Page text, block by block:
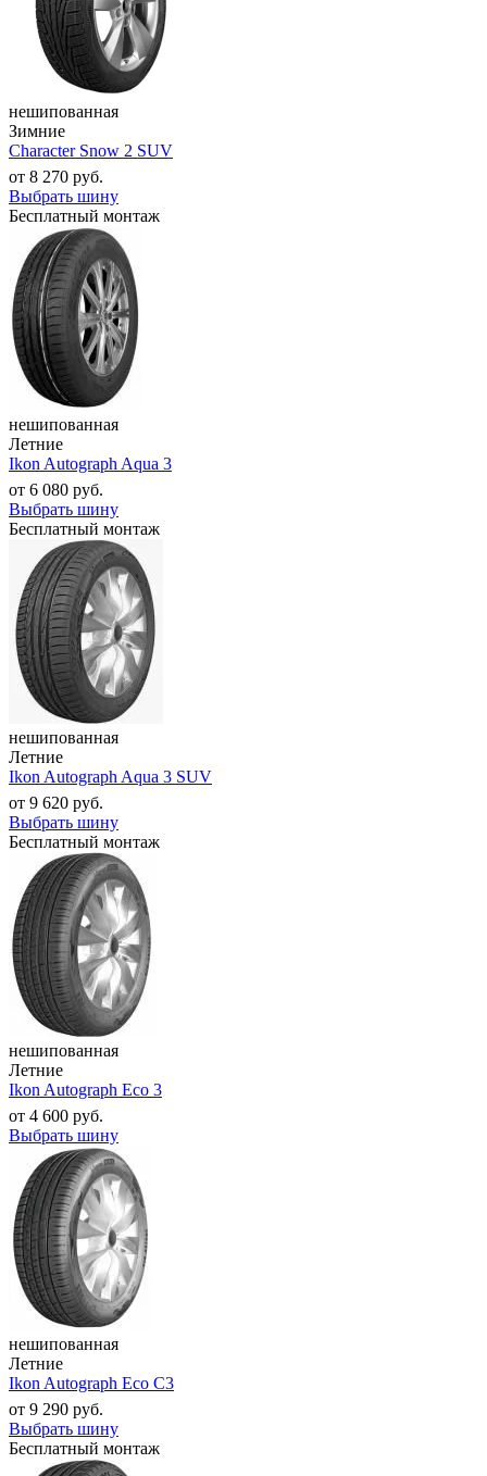
нешипованная
Зимние
Character Snow 2 SUV
от 8 270 руб.
Выбрать шину
Бесплатный монтаж
нешипованная
Летние
Ikon Autograph Aqua 3
от 6 080 руб.
Выбрать шину
Бесплатный монтаж
нешипованная
Летние
Ikon Autograph Aqua 3 SUV
от 9 620 руб.
Выбрать шину
Бесплатный монтаж
нешипованная
Летние
Ikon Autograph Eco 3
от 4 600 руб.
Выбрать шину
нешипованная
Летние
Ikon Autograph Eco C3
от 9 290 руб.
Выбрать шину
Бесплатный монтаж